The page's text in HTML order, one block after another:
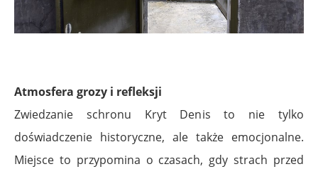
Atmosfera grozy i refleksji
Zwiedzanie schronu Kryt Denis to nie tylko
doświadczenie historyczne, ale także emocjonalne.
Miejsce to przypomina o czasach, gdy strach przed